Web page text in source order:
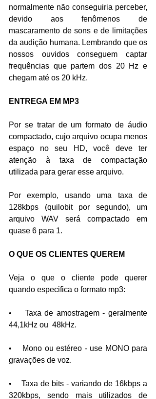
normalmente não conseguiria perceber,
devido aos fenômenos de
mascaramento de sons e de limitações
da audição humana. Lembrando que os
nossos ouvidos conseguem captar
frequências que partem dos 20 Hz e
chegam até os 20 kHz.
ENTREGA EM MP3
Por se tratar de um formato de áudio
compactado, cujo arquivo ocupa menos
espaço no seu HD, você deve ter
atenção à taxa de compactação
utilizada para gerar esse arquivo.
Por exemplo, usando uma taxa de
128kbps (quilobit por segundo), um
arquivo WAV será compactado em
quase 6 para 1.
O QUE OS CLIENTES QUEREM
Veja o que o cliente pode querer
quando especifica o formato mp3:
•    Taxa de amostragem - geralmente
44,1kHz ou  48kHz.
•    Mono ou estéreo - use MONO para
gravações de voz.
•    Taxa de bits - variando de 16kbps a
320kbps, sendo mais utilizados de